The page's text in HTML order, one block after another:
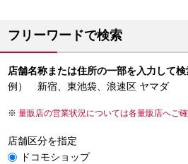
フリーワードで検索
店舗名称または住所の一部を入力して検
例） 新宿、東池袋、浪速区 ヤマダ
量販店の営業状況については各量販店へご確
店舗区分を指定
ドコモショップ